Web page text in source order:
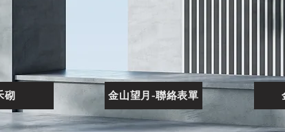
砌 金山望月-聯絡表單